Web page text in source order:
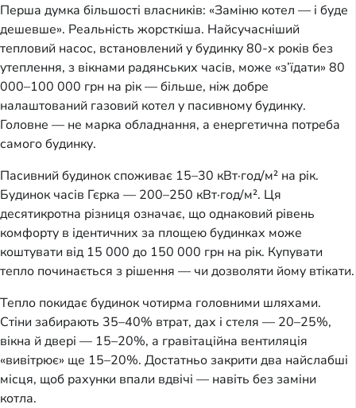
Перша думка більшості власників: «Заміню котел — і буде
дешевше». Реальність жорсткіша. Найсучасніший
тепловий насос, встановлений у будинку 80-х років без
утеплення, з вікнами радянських часів, може «з’їдати» 80
000–100 000 грн на рік — більше, ніж добре
налаштований газовий котел у пасивному будинку.
Головне — не марка обладнання, а енергетична потреба
самого будинку.
Пасивний будинок споживає 15–30 кВт·год/м² на рік.
Будинок часів Гєрка — 200–250 кВт·год/м². Ця
десятикротна різниця означає, що однаковий рівень
комфорту в ідентичних за площею будинках може
коштувати від 15 000 до 150 000 грн на рік. Купувати
тепло починається з рішення — чи дозволяти йому втікати.
Тепло покидає будинок чотирма головними шляхами.
Стіни забирають 35–40% втрат, дах і стеля — 20–25%,
вікна й двері — 15–20%, а гравітаційна вентиляція
«вивітрює» ще 15–20%. Достатньо закрити два найслабші
місця, щоб рахунки впали вдвічі — навіть без заміни
котла.